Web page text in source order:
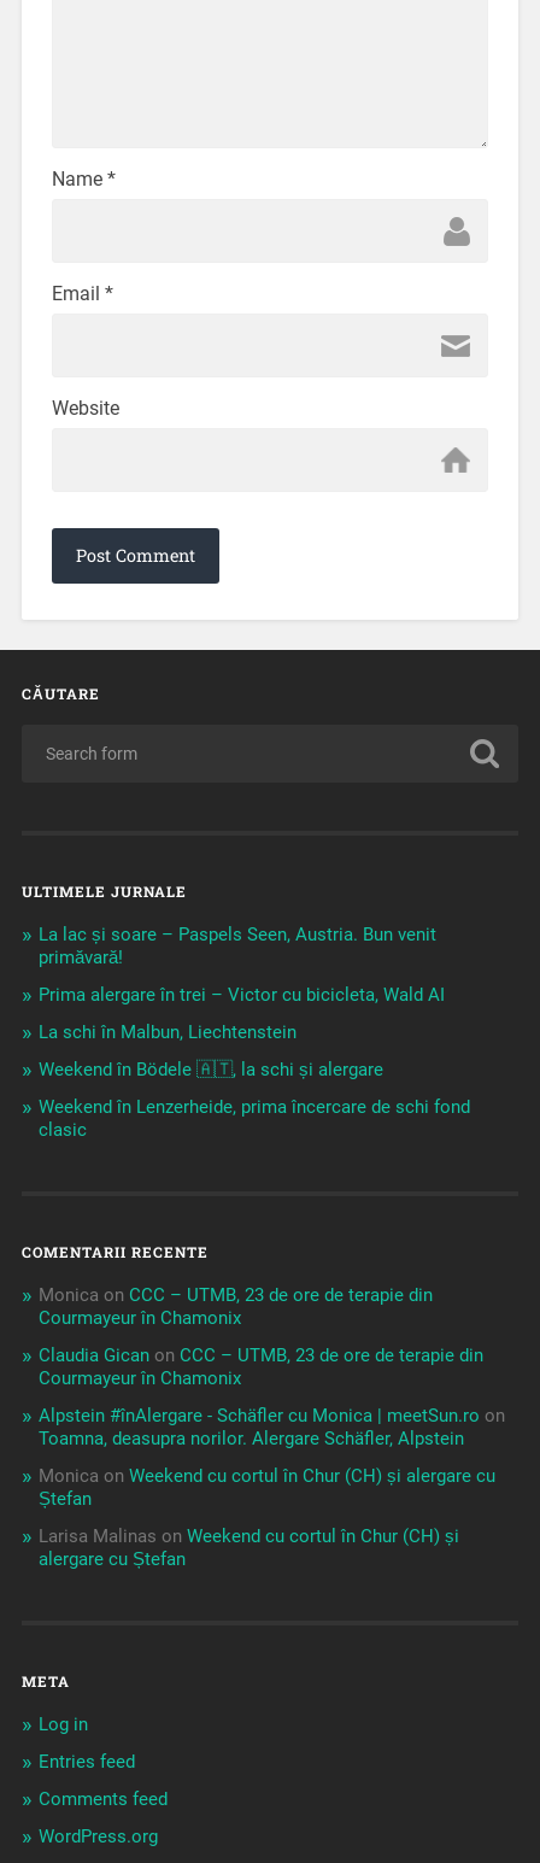
Name *
Email *
Website
CĂUTARE
ULTIMELE JURNALE
La lac și soare – Paspels Seen, Austria. Bun venit
primăvară!
Prima alergare în trei – Victor cu bicicleta, Wald AI
La schi în Malbun, Liechtenstein
Weekend în Bödele 🇦🇹, la schi și alergare
Weekend în Lenzerheide, prima încercare de schi fond
clasic
COMENTARII RECENTE
Monica on CCC – UTMB, 23 de ore de terapie din
Courmayeur în Chamonix
Claudia Gicanon CCC – UTMB, 23 de ore de terapie din
Courmayeur în Chamonix
Alpstein #înAlergare - Schäfler cu Monica | meetSun.ro on
Toamna, deasupra norilor. Alergare Schäfler, Alpstein
Monica on Weekend cu cortul în Chur (CH) și alergare cu
Ștefan
Larisa Malinas on Weekend cu cortul în Chur (CH) și
alergare cu Ștefan
META
Log in
Entries feed
Comments feed
WordPress.org